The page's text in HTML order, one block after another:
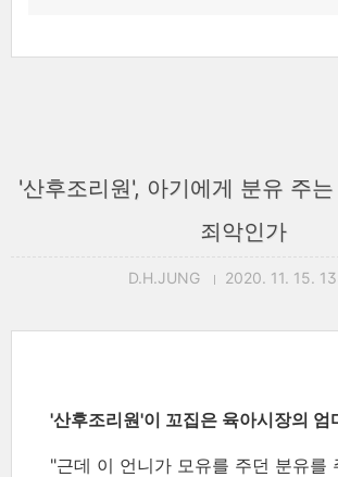
'산후조리원', 아기에게 분유 주
죄악인가
D.H.JUNG 2020. 11. 15.
'산후조리원'이 꼬집은 육아시장의 엄
"근데 이 언니가 모유를 주던 분유를